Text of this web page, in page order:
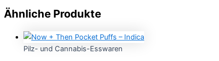
Ähnliche Produkte
Pilz- und Cannabis-Esswaren